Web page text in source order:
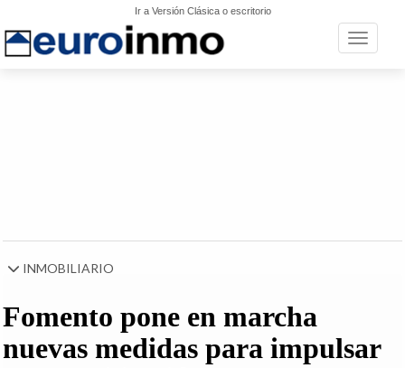
Ir a Versión Clásica o escritorio
Toggle
INMOBILIARIO
Fomento pone en marcha
nuevas medidas para impulsar